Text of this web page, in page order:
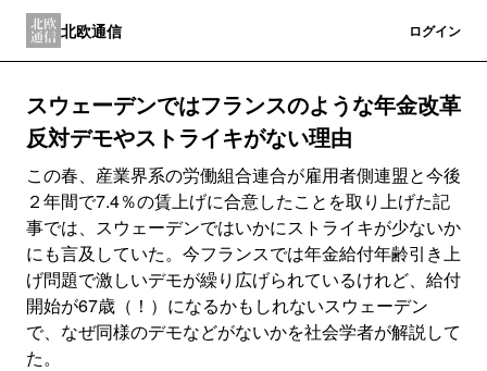
北欧通信 ログイン
スウェーデンではフランスのような年金改革
反対デモやストライキがない理由
この春、産業界系の労働組合連合が雇用者側連盟と今後
２年間で7.4％の賃上げに合意したことを取り上げた記
事では、スウェーデンではいかにストライキが少ないか
にも言及していた。今フランスでは年金給付年齢引き上
げ問題で激しいデモが繰り広げられているけれど、給付
開始が67歳（！）になるかもしれないスウェーデン
で、なぜ同様のデモなどがないかを社会学者が解説して
た。